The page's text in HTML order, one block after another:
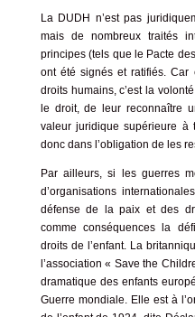
La DUDH n’est pas
mais de nombreux traités
principes (tels que le Pacte
ont été signés et ratifiés.
droits humains, c’est la
le droit, de leur reconnaître
valeur juridique supérieure à
donc dans l’obligation de les
Par ailleurs, si les guerres
d’organisations
défense de la paix et des
comme conséquences la
droits de l’enfant. La
l’association « Save the
dramatique des enfants
Guerre mondiale. Elle est à